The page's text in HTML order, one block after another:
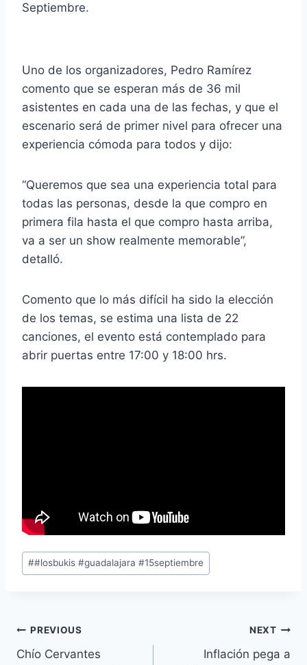
Septiembre.
Uno de los organizadores, Pedro Ramírez
comento que se esperan más de 36 mil
asistentes en cada una de las fechas, y que el
escenario será de primer nivel para ofrecer una
experiencia cómoda para todos y dijo:
“Queremos que sea una experiencia total para
todas las personas, desde la que compro en
primera fila hasta el que compro hasta arriba,
va a ser un show realmente memorable”,
detalló.
Comento que lo más difícil ha sido la elección
de los temas, se estima una lista de 22
canciones, el evento está contemplado para
abrir puertas entre 17:00 y 18:00 hrs.
##losbukis #guadalajara #15septiembre
PREVIOUS
Chío Cervantes
NEXT
Inflación pega a